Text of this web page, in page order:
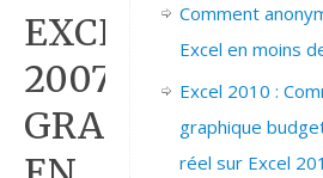
EXCEL
2007
GRAPHIQUE
Comment
Excel en moins
Excel 2010 :
graphique
réel sur Excel